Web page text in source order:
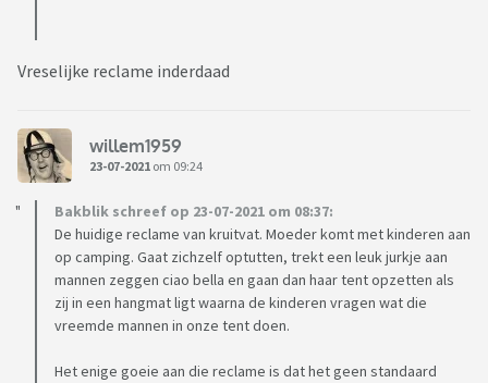
Vreselijke reclame inderdaad
willem1959
23-07-2021 om 09:24
Bakblik schreef op 23-07-2021 om 08:37:
De huidige reclame van kruitvat. Moeder komt met kinderen aan
op camping. Gaat zichzelf optutten, trekt een leuk jurkje aan
mannen zeggen ciao bella en gaan dan haar tent opzetten als
zij in een hangmat ligt waarna de kinderen vragen wat die
vreemde mannen in onze tent doen.
Het enige goeie aan die reclame is dat het geen standaard